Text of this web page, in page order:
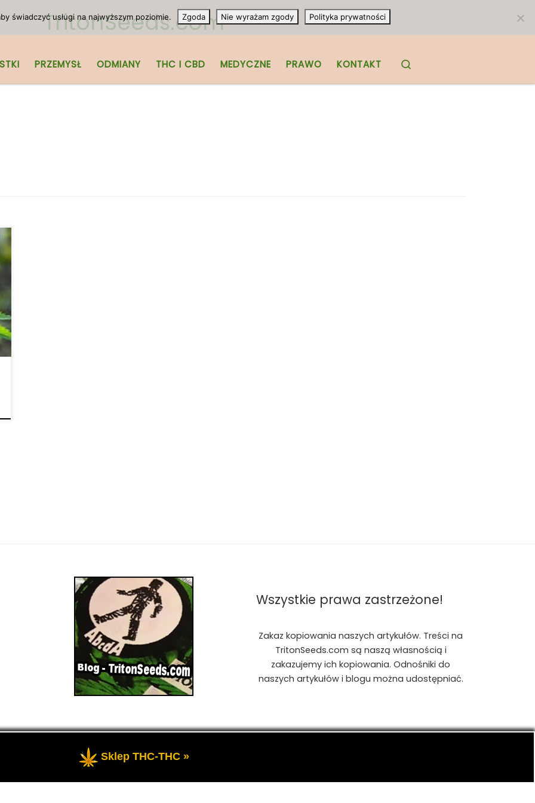
TritonSeeds.com
PRZEMYSŁ ODMIANY THC I CBD MEDYCZNE PRAWO KONTAKT
Wszystkie prawa zastrzeżone!
Zakaz kopiowania naszych artykułów. Treści na
TritonSeeds.com są naszą własnością i
zakazujemy ich kopiowania. Odnośniki do
naszych artykułów i blogu można udostępniać.
- Przedstawia portal-blog o Marihuanie, cannabis, konopiach indyjskich, CBD, RSO, THC.
świadczyć usługi na najwyższym poziomie. Zgoda Nie wyrażam zgody Polityka prywatności
Sklep THC-THC »